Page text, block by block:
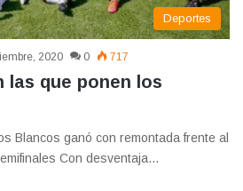
Deportes
2020 0 717
las que ponen los
Blancos ganó con remontada frente al
Con desventaja…